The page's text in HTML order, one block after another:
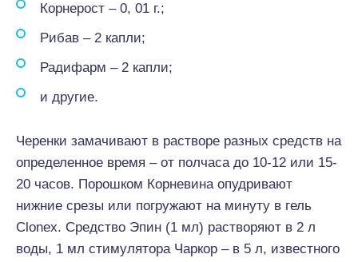
Корнерост – 0, 01 г.;
Рибав – 2 капли;
Радифарм – 2 капли;
и другие.
Черенки замачивают в растворе разных средств на
определенное время – от полчаса до 10-12 или 15-
20 часов. Порошком Корневина опудривают
нижние срезы или погружают на минуту в гель
Clonex. Средство Эпин (1 мл) растворяют в 2 л
воды, 1 мл стимулятора Чаркор – в 5 л, известного